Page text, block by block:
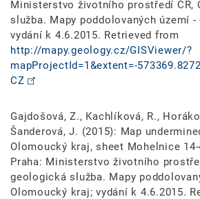
Ministerstvo životního prostředí ČR,
služba. Mapy poddolovaných území
vydání k 4.6.2015. Retrieved from
http://mapy.geology.cz/GISViewer/?
mapProjectId=1&extent=-
CZ
Gajdošová, Z., Kachlíková, R.,
Šanderová, J. (2015): Map
Olomoucký kraj, sheet Mohelnice 14-
Praha: Ministerstvo životního
geologická služba. Mapy
Olomoucký kraj; vydání k 4.6.2015.